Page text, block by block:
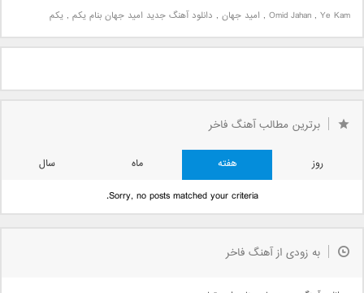
Omid Jahan , Ye Kam
, امید جهان , دانلود آهنگ جدید امید جهان بنام یکم , یکم
برترین مطالب آهنگ فاخر
روز هفته ماه
سال
Sorry, no posts matched your criteria.
به زودی از آهنگ فاخر